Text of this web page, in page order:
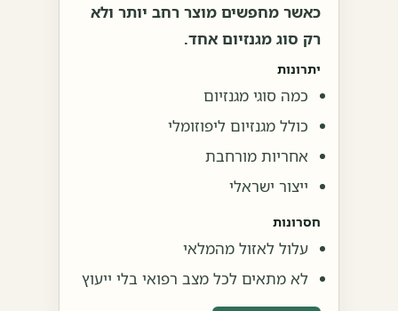
כאשר מחפשים מוצר רחב יותר ולא
רק סוג מגנזיום אחד.
יתרונות
כמה סוגי מגנזיום
כולל מגנזיום ליפוזומלי
אחריות מורחבת
ייצור ישראלי
חסרונות
עלול לאזול מהמלאי
לא מתאים לכל מצב רפואי בלי ייעוץ